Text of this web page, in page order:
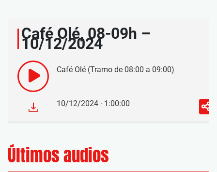
Café Olé, 08-09h –
10/12/2024
Café Olé (Tramo de 08:00 a 09:00)
10/12/2024 · 1:00:00
Últimos audios